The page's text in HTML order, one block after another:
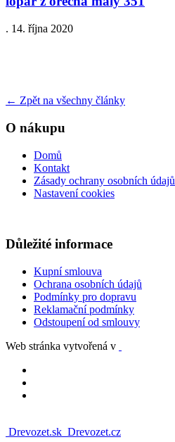
. 14. října 2020
← Zpět na všechny články
O nákupu
Domů
Kontakt
Zásady ochrany osobních údajů
Nastavení cookies
Důležité informace
Kupní smlouva
Ochrana osobních údajů
Podmínky pro dopravu
Reklamační podmínky
Odstoupení od smlouvy
Web stránka vytvořená v
Drevozet.sk Drevozet.cz